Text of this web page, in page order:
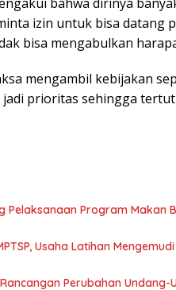
izin untuk bisa datang
bisa mengabulkan
mengambil kebijakan
prioritas sehingga
Program Makan
Usaha Latihan
Perubahan